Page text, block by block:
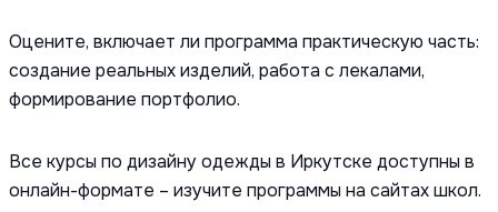
Оцените, включает ли программа практическую часть:
создание реальных изделий, работа с лекалами,
формирование портфолио.
Все курсы по дизайну одежды в Иркутске доступны в
онлайн-формате – изучите программы на сайтах школ.